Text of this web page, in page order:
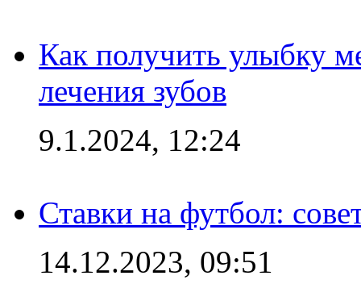
Как получить улыбку
лечения зубов
9.1.2024, 12:24
Ставки на футбол:
14.12.2023, 09:51